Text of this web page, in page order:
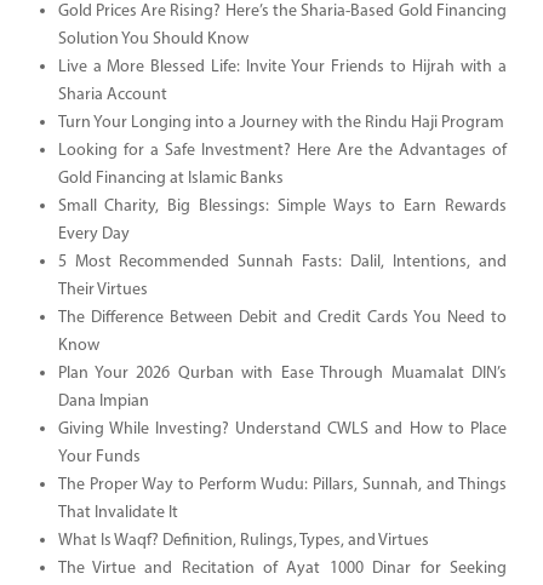
Gold Prices Are Rising? Here’s the Sharia-Based Gold Financing
Solution You Should Know
Live a More Blessed Life: Invite Your Friends to Hijrah with a
Sharia Account
Turn Your Longing into a Journey with the Rindu Haji Program
Looking for a Safe Investment? Here Are the Advantages of
Gold Financing at Islamic Banks
Small Charity, Big Blessings: Simple Ways to Earn Rewards
Every Day
5 Most Recommended Sunnah Fasts: Dalil, Intentions, and
Their Virtues
The Difference Between Debit and Credit Cards You Need to
Know
Plan Your 2026 Qurban with Ease Through Muamalat DIN’s
Dana Impian
Giving While Investing? Understand CWLS and How to Place
Your Funds
The Proper Way to Perform Wudu: Pillars, Sunnah, and Things
That Invalidate It
What Is Waqf? Definition, Rulings, Types, and Virtues
The Virtue and Recitation of Ayat 1000 Dinar for Seeking